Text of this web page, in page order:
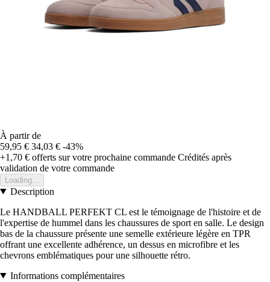
À partir de
59,95 € 34,03 € -43%
+1,70 € offerts sur votre prochaine commande Crédités après
validation de votre commande
Loading...
Description
Le HANDBALL PERFEKT CL est le témoignage de l'histoire et de
l'expertise de hummel dans les chaussures de sport en salle. Le design
bas de la chaussure présente une semelle extérieure légère en TPR
offrant une excellente adhérence, un dessus en microfibre et les
chevrons emblématiques pour une silhouette rétro.
Informations complémentaires